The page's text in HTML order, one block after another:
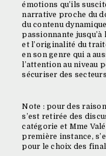
émotions qu’ils
narrative proche du
du contenu
passionnante
et l’originalité du
en son genre qui a
l’attention au niveau
sécuriser des
Note : pour des
s’est retirée des
catégorie et Mme
première instance,
pour le choix des